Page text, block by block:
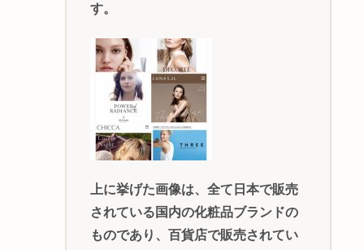
す。
上に挙げた画像は、全て日本で販売
されている国内の化粧品ブランドの
ものであり、百貨店で販売されてい